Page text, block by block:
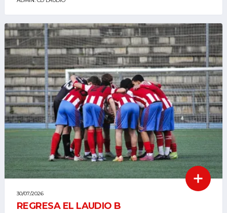
30/07/2026
REGRESA EL LAUDIO B